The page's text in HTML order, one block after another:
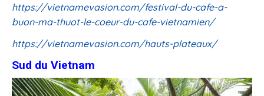
https://vietnamevasion.com/festival-du-cafe-a-
buon-ma-thuot-le-coeur-du-cafe-vietnamien/
https://vietnamevasion.com/hauts-plateaux/
Sud du Vietnam